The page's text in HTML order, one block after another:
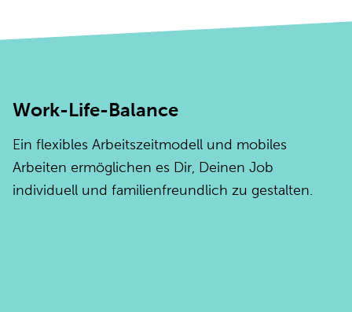
Work-Life-Balance
Ein flexibles Arbeitszeitmodell und mobiles
Arbeiten ermöglichen es Dir, Deinen Job
individuell und familienfreundlich zu gestalten.